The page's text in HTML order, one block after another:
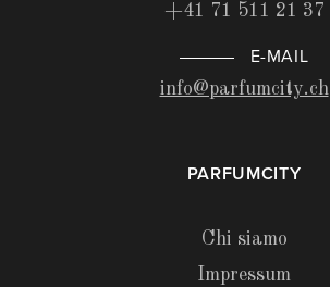
+41 71 511 21 37
E-MAIL
info@parfumcity.ch
PARFUMCITY
Chi siamo
Impressum